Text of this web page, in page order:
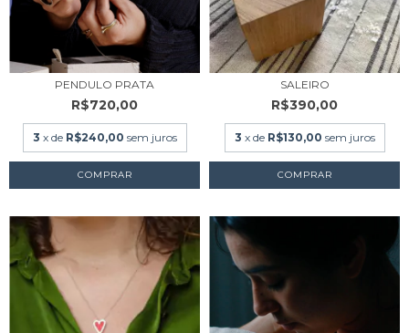
PENDULO PRATA
R$720,00
3 x de R$240,00 sem juros
SALEIRO
R$390,00
3 x de R$130,00 sem juros